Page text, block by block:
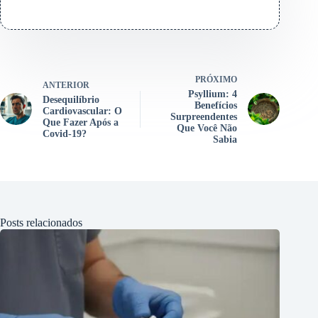
ANTERIOR
Desequilíbrio
Cardiovascular: O
Que Fazer Após a
Covid-19?
PRÓXIMO
Psyllium: 4
Benefícios
Surpreendentes
Que Você Não
Sabia
Posts relacionados